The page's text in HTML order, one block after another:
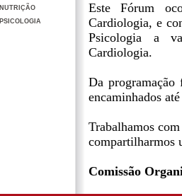
Este Fórum
Cardiologia, e
Psicologia a
Cardiologia.
Da programação
encaminhados
Trabalhamos
compartilharmos
Comissão